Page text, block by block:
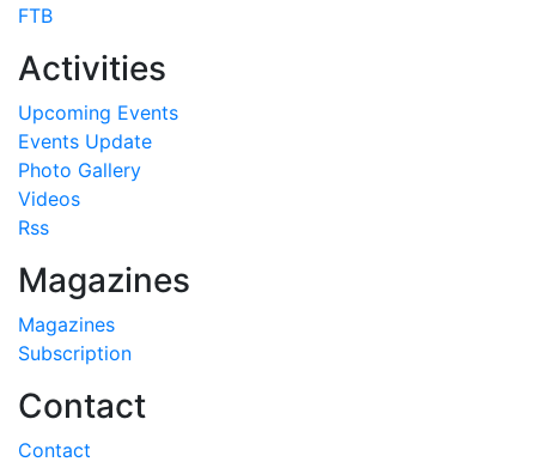
FTB
Activities
Upcoming Events
Events Update
Photo Gallery
Videos
Rss
Magazines
Magazines
Subscription
Contact
Contact